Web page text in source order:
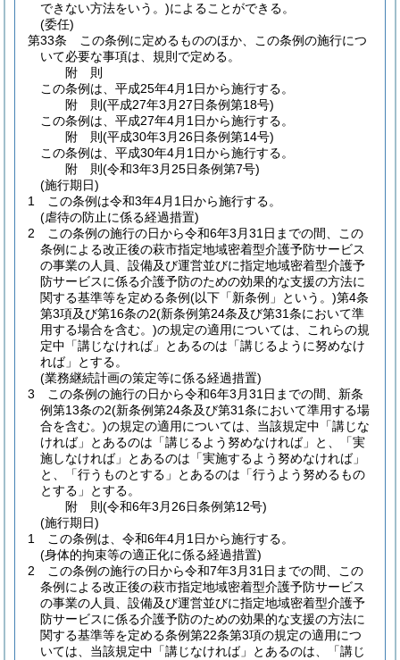
できない方法をいう。)によることができる。
(委任)
第33条
この条例に定めるもののほか、この条例の施行につ
いて必要な事項は、規則で定める。
附 則
この条例は、平成25年4月1日から施行する。
附 則(平成27年3月27日条例第18号)
この条例は、平成27年4月1日から施行する。
附 則(平成30年3月26日条例第14号)
この条例は、平成30年4月1日から施行する。
附 則(令和3年3月25日条例第7号)
(施行期日)
1
この条例は令和3年4月1日から施行する。
(虐待の防止に係る経過措置)
2
この条例の施行の日から令和6年3月31日までの間、この
条例による改正後の萩市指定地域密着型介護予防サービス
の事業の人員、設備及び運営並びに指定地域密着型介護予
防サービスに係る介護予防のための効果的な支援の方法に
関する基準等を定める条例(以下「新条例」という。)第4条
第3項及び第16条の2(新条例第24条及び第31条において準
用する場合を含む。)の規定の適用については、これらの規
定中「講じなければ」とあるのは「講じるように努めなけ
れば」とする。
(業務継続計画の策定等に係る経過措置)
3
この条例の施行の日から令和6年3月31日までの間、新条
例第13条の2(新条例第24条及び第31条において準用する場
合を含む。)の規定の適用については、当該規定中「講じな
ければ」とあるのは「講じるよう努めなければ」と、「実
施しなければ」とあるのは「実施するよう努めなければ」
と、「行うものとする」とあるのは「行うよう努めるもの
とする」とする。
附 則(令和6年3月26日条例第12号)
(施行期日)
1
この条例は、令和6年4月1日から施行する。
(身体的拘束等の適正化に係る経過措置)
2
この条例の施行の日から令和7年3月31日までの間、この
条例による改正後の萩市指定地域密着型介護予防サービス
の事業の人員、設備及び運営並びに指定地域密着型介護予
防サービスに係る介護予防のための効果的な支援の方法に
関する基準等を定める条例第22条第3項の規定の適用につ
いては、当該規定中「講じなければ」とあるのは、「講じ